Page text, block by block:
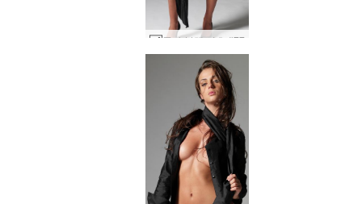
줄라 블랙 셔츠 #77